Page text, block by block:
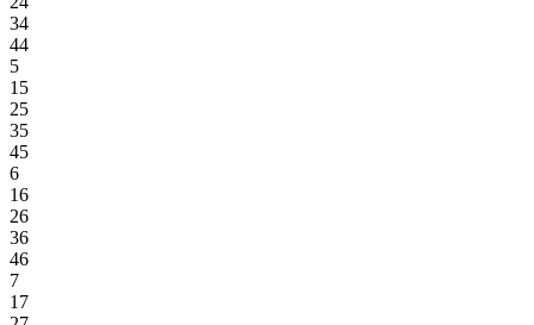
34
44
5
15
25
35
45
6
16
26
36
46
7
17